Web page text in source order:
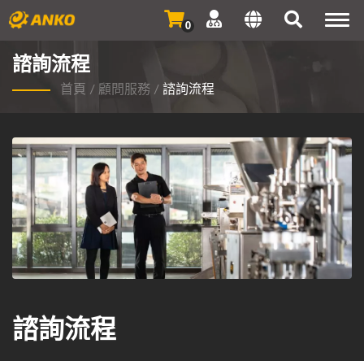
0
諮詢流程
首頁 / 顧問服務 / 諮詢流程
諮詢流程